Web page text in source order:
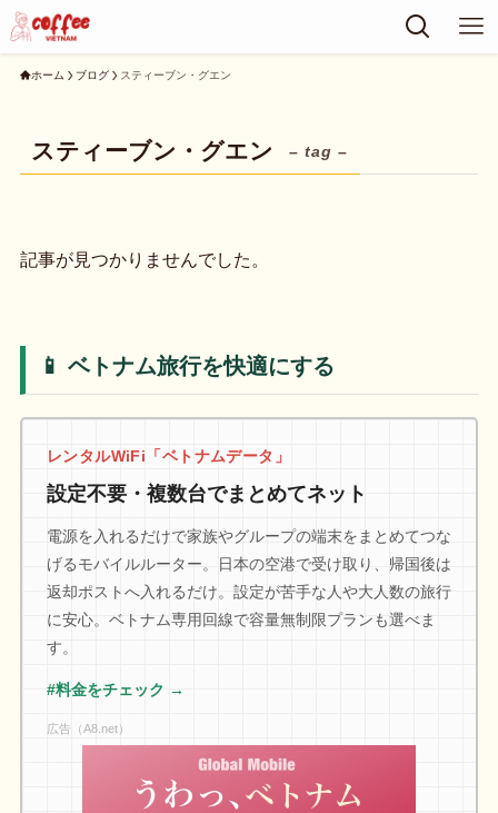
ホーム ブログ スティーブン・グエン
スティーブン・グエン – tag –
記事が見つかりませんでした。
📱 ベトナム旅行を快適にする
レンタルWiFi「ベトナムデータ」
設定不要・複数台でまとめてネット
電源を入れるだけで家族やグループの端末をまとめてつな
げるモバイルルーター。日本の空港で受け取り、帰国後は
返却ポストへ入れるだけ。設定が苦手な人や大人数の旅行
に安心。ベトナム専用回線で容量無制限プランも選べま
す。
#料金をチェック →
広告（A8.net）